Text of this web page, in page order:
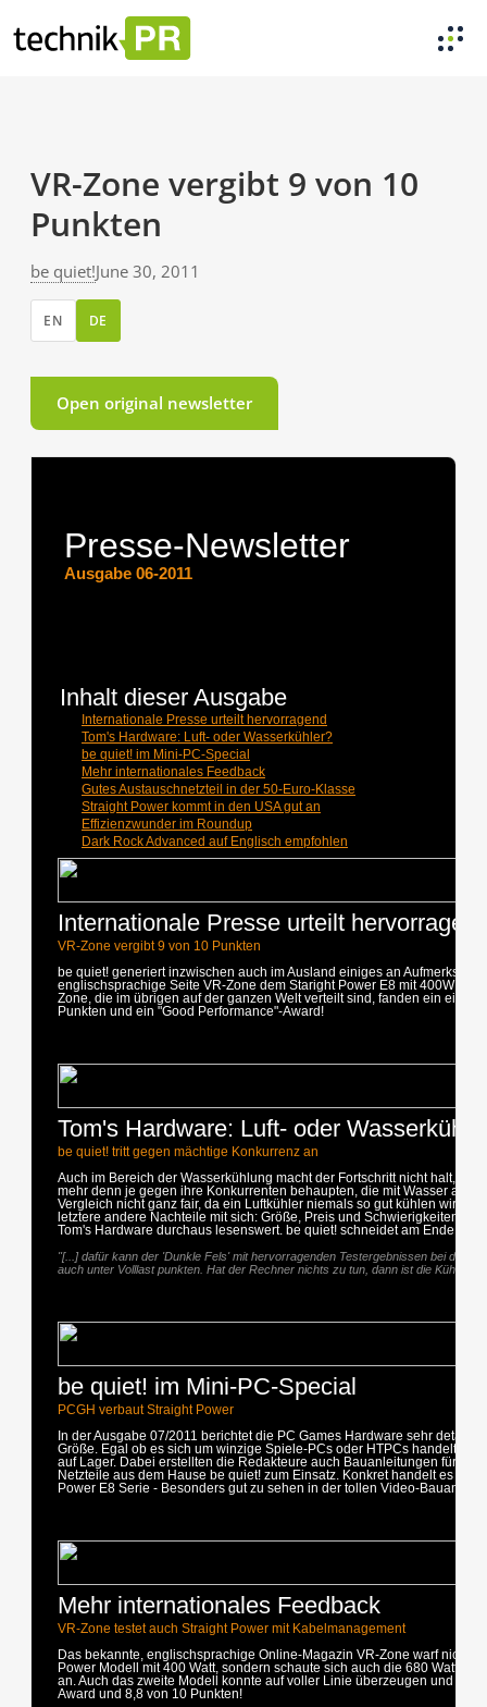
VR-Zone vergibt 9 von 10
Punkten
be quiet!June 30, 2011
EN DE
Open original newsletter